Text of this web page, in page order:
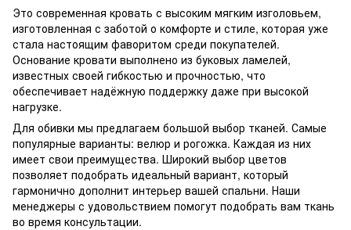
Это современная кровать с высоким мягким изголовьем,
изготовленная с заботой о комфорте и стиле, которая уже
стала настоящим фаворитом среди покупателей.
Основание кровати выполнено из буковых ламелей,
известных своей гибкостью и прочностью, что
обеспечивает надёжную поддержку даже при высокой
нагрузке.
Для обивки мы предлагаем большой выбор тканей. Самые
популярные варианты: велюр и рогожка. Каждая из них
имеет свои преимущества. Широкий выбор цветов
позволяет подобрать идеальный вариант, который
гармонично дополнит интерьер вашей спальни. Наши
менеджеры с удовольствием помогут подобрать вам ткань
во время консультации.